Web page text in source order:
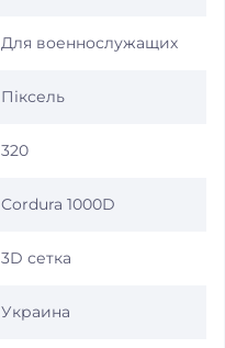
Для военнослужащих
Піксель
320
Cordura 1000D
3D сетка
Украина